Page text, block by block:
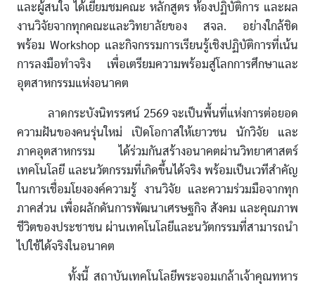
และผู้สนใจ ได้เยี่ยมชมคณะ หลักสูตร ห้องปฏิบัติการ และผล
งานวิจัยจากทุกคณะและวิทยาลัยของ สจล. อย่างใกล้ชิด
พร้อม Workshop และกิจกรรมการเรียนรู้เชิงปฏิบัติการที่เน้น
การลงมือทำจริง เพื่อเตรียมความพร้อมสู่โลกการศึกษาและ
อุตสาหกรรมแห่งอนาคต
ลาดกระบังนิทรรศน์ 2569 จะเป็นพื้นที่แห่งการต่อยอด
ความฝันของคนรุ่นใหม่ เปิดโอกาสให้เยาวชน นักวิจัย และ
ภาคอุตสาหกรรม ได้ร่วมกันสร้างอนาคตผ่านวิทยาศาสตร์
เทคโนโลยี และนวัตกรรมที่เกิดขึ้นได้จริง พร้อมเป็นเวทีสำคัญ
ในการเชื่อมโยงองค์ความรู้ งานวิจัย และความร่วมมือจากทุก
ภาคส่วน เพื่อผลักดันการพัฒนาเศรษฐกิจ สังคม และคุณภาพ
ชีวิตของประชาชน ผ่านเทคโนโลยีและนวัตกรรมที่สามารถนำ
ไปใช้ได้จริงในอนาคต
ทั้งนี้ สถาบันเทคโนโลยีพระจอมเกล้าเจ้าคุณทหาร